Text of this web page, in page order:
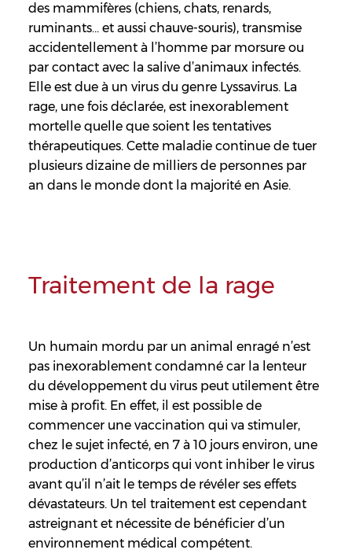
des mammifères (chiens, chats, renards,
ruminants… et aussi chauve-souris), transmise
accidentellement à l’homme par morsure ou
par contact avec la salive d’animaux infectés.
Elle est due à un virus du genre Lyssavirus. La
rage, une fois déclarée, est inexorablement
mortelle quelle que soient les tentatives
thérapeutiques. Cette maladie continue de tuer
plusieurs dizaine de milliers de personnes par
an dans le monde dont la majorité en Asie.
Traitement de la rage
Un humain mordu par un animal enragé n’est
pas inexorablement condamné car la lenteur
du développement du virus peut utilement être
mise à profit. En effet, il est possible de
commencer une vaccination qui va stimuler,
chez le sujet infecté, en 7 à 10 jours environ, une
production d’anticorps qui vont inhiber le virus
avant qu’il n’ait le temps de révéler ses effets
dévastateurs. Un tel traitement est cependant
astreignant et nécessite de bénéficier d’un
environnement médical compétent.